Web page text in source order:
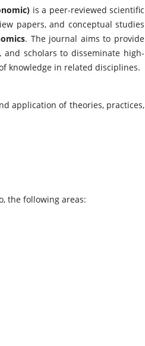
is a peer-reviewed scientific
papers, and conceptual studies
. The journal aims to provide
scholars to disseminate high-
knowledge in related disciplines.
application of theories, practices,
the following areas: